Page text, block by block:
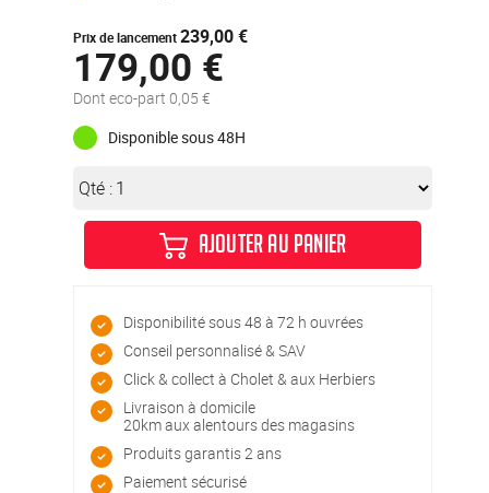
Prix de lancement239,00 €
179,00 €
Dont eco-part 0,05 €
Disponible sous 48H
Qté :
AJOUTER AU PANIER
Disponibilité sous 48 à 72 h ouvrées
Conseil personnalisé & SAV
Click & collect à Cholet & aux Herbiers
Livraison à domicile
20km aux alentours des magasins
Produits garantis 2 ans
Paiement sécurisé